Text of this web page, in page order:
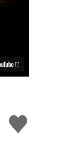
Me
gusta
esto